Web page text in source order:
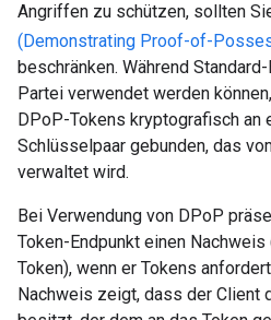
Angriffen zu schützen, sollten
(Demonstrating Proof-of-
beschränken. Während
Partei verwendet werden
DPoP-Tokens kryptografisch an
Schlüsselpaar gebunden, das
verwaltet wird.
Bei Verwendung von DPoP
Token-Endpunkt einen
Token), wenn er Tokens
Nachweis zeigt, dass der Client